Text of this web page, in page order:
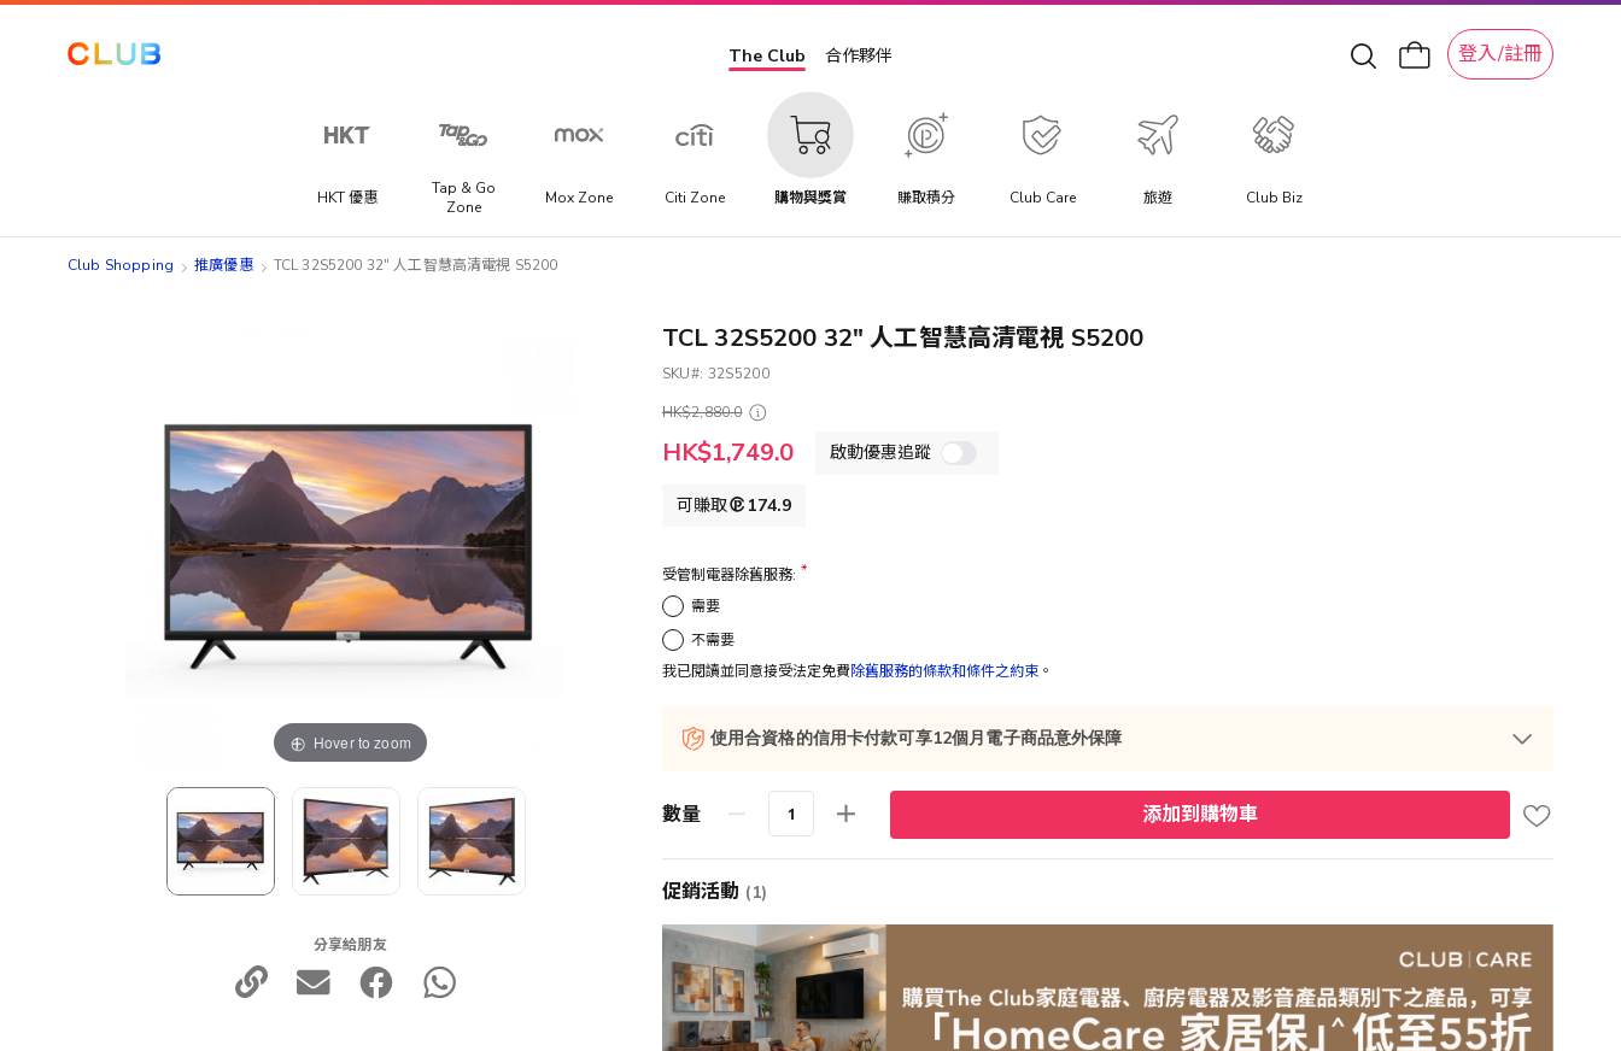
The Club 合作夥伴 登入/註冊
HKT 優惠
Tap & Go
Zone
Mox Zone Citi Zone 購物與獎賞 賺取積分 Club Care 旅遊 Club Biz
Club Shopping 推廣優惠 TCL 32S5200 32" 人工智慧高清電視 S5200
Hover to zoom
分享給朋友
TCL 32S5200 32" 人工智慧高清電視 S5200
SKU
32S5200
HK$2,880.0
特
殊
HK$1,749.0 啟動優惠追蹤
可賺取 174.9
受管制電器除舊服務:
需要
不需要
我已閱讀並同意接受法定免費除舊服務的條款和條件之約束。
使用合資格的信用卡付款可享12個月電子商品意外保障
數量 添加到購物車
促銷活動 (1)